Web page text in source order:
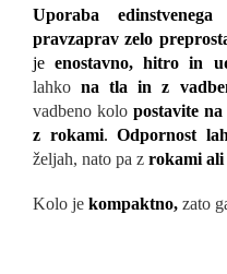
Uporaba
pravzaprav zelo
jeenostavno, hitro in
lahkona tla in z
vadbeno kolo postavite
z rokami.Odpornost
željah, nato pa z rokami ali
Kolo je kompaktno, zato